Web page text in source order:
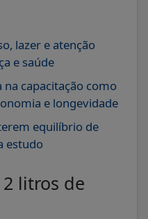
lazer e atenção
e saúde
capacitação como
e longevidade
equilíbrio de
estudo
litros de